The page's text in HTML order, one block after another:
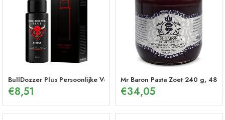
BullDozzer Plus Persoonlijke Verzorgingsspray
€8,51
Mr Baron Pasta Zoet 240 g, 48
€34,05